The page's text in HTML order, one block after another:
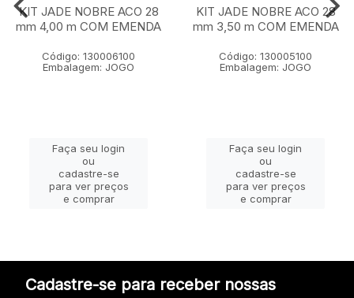
KIT JADE NOBRE ACO 28
mm 4,00 m COM EMENDA
Código: 130006100
Embalagem: JOGO
Faça seu login
ou
cadastre-se
para ver preços
e comprar
KIT JADE NOBRE ACO 28
mm 3,50 m COM EMENDA
Código: 130005100
Embalagem: JOGO
Faça seu login
ou
cadastre-se
para ver preços
e comprar
Cadastre-se para receber nossas